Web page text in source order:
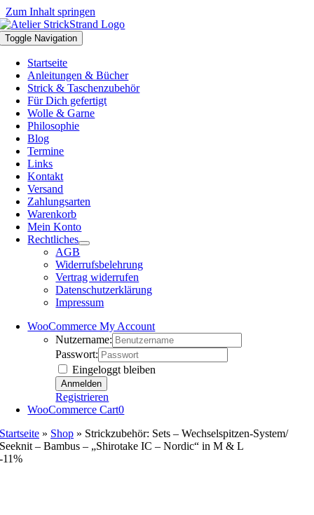
Zum Inhalt springen
Toggle Navigation
Startseite
Anleitungen & Bücher
Strick & Taschenzubehör
Für Dich gefertigt
Wolle & Garne
Philosophie
Blog
Termine
Links
Kontakt
Versand
Zahlungsarten
Warenkorb
Mein Konto
Rechtliches
AGB
Widerrufsbelehrung
Vertrag widerrufen
Datenschutzerklärung
Impressum
WooCommerce My Account
Nutzername:
Passwort:
Eingeloggt bleiben
Registrieren
WooCommerce Cart0
Startseite » Shop » Strickzubehör: Sets – Wechselspitzen-System/
Seeknit – Bambus – „Shirotake IC – Nordic“ in M & L
-11%